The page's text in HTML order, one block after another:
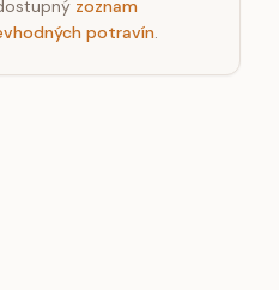
zoznam
potravín.